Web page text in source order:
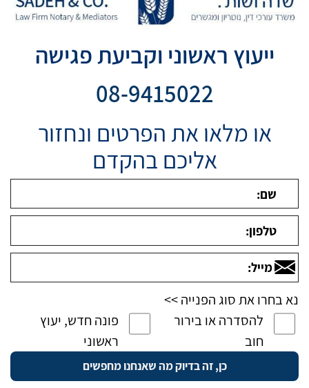
ייעוץ ראשוני וקביעת פגישה
08-9415022
או מלאו את הפרטים ונחזור
אליכם בהקדם
נא בחרו את סוג הפנייה >>
להסדרה או בירור
חוב
פונה חדש, יעוץ
ראשוני